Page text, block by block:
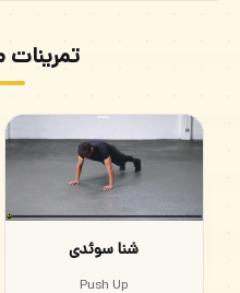
تمرینات
شنا سوئدی
Push Up